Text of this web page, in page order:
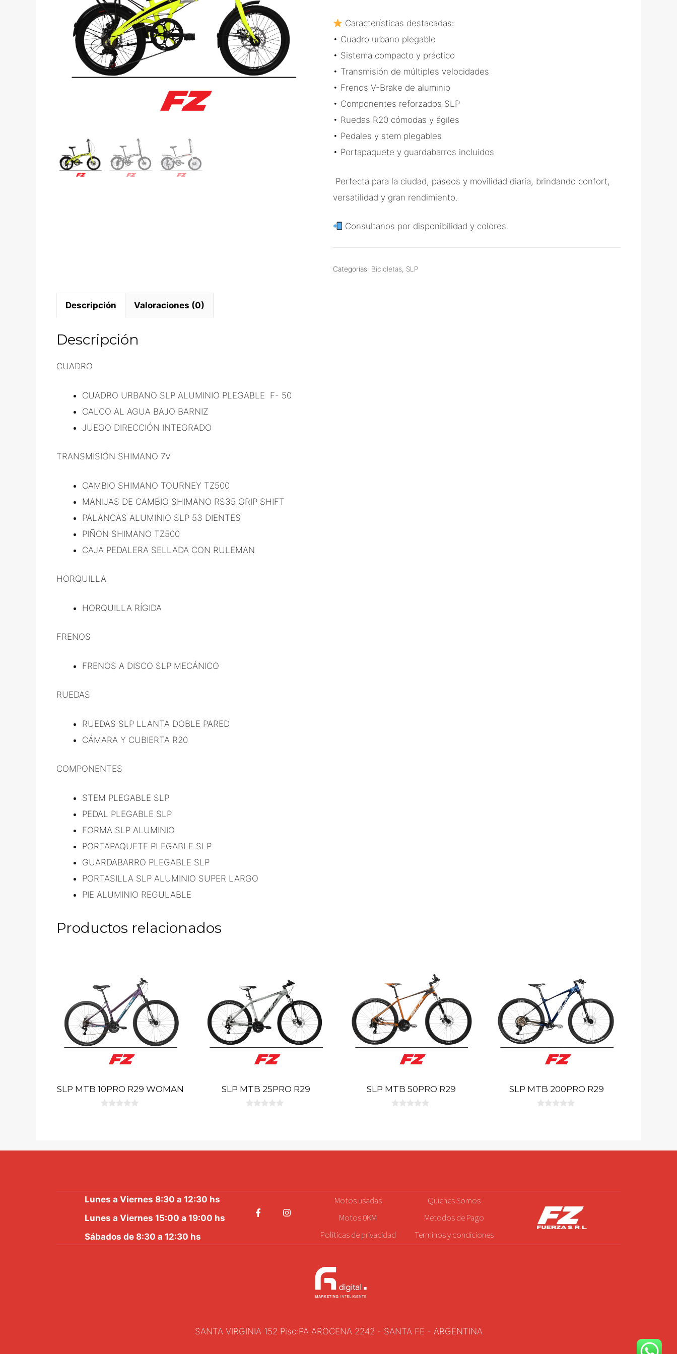
Características destacadas:
• Cuadro urbano plegable
• Sistema compacto y práctico
• Transmisión de múltiples velocidades
• Frenos V-Brake de aluminio
• Componentes reforzados SLP
• Ruedas R20 cómodas y ágiles
• Pedales y stem plegables
• Portapaquete y guardabarros incluidos
Perfecta para la ciudad, paseos y movilidad diaria, brindando confort,
versatilidad y gran rendimiento.
Consultanos por disponibilidad y colores.
Categorías: Bicicletas, SLP
Descripción Valoraciones (0)
Descripción
CUADRO
CUADRO URBANO SLP ALUMINIO PLEGABLE F- 50
CALCO AL AGUA BAJO BARNIZ
JUEGO DIRECCIÓN INTEGRADO
TRANSMISIÓN SHIMANO 7V
CAMBIO SHIMANO TOURNEY TZ500
MANIJAS DE CAMBIO SHIMANO RS35 GRIP SHIFT
PALANCAS ALUMINIO SLP 53 DIENTES
PIÑON SHIMANO TZ500
CAJA PEDALERA SELLADA CON RULEMAN
HORQUILLA
HORQUILLA RÍGIDA
FRENOS
FRENOS A DISCO SLP MECÁNICO
RUEDAS
RUEDAS SLP LLANTA DOBLE PARED
CÁMARA Y CUBIERTA R20
COMPONENTES
STEM PLEGABLE SLP
PEDAL PLEGABLE SLP
FORMA SLP ALUMINIO
PORTAPAQUETE PLEGABLE SLP
GUARDABARRO PLEGABLE SLP
PORTASILLA SLP ALUMINIO SUPER LARGO
PIE ALUMINIO REGULABLE
Productos relacionados
SLP MTB 10PRO R29 WOMAN SLP MTB 25PRO R29 SLP MTB 50PRO R29 SLP MTB 200PRO R29
Lunes a Viernes 8:30 a 12:30 hs
Lunes a Viernes 15:00 a 19:00 hs
Sábados de 8:30 a 12:30 hs
Motosusadas
Motos 0KM
Politicas de privacidad
Quienes Somos
Metodos de Pago
Terminos y condiciones
SANTA VIRGINIA 152 Piso:PA AROCENA 2242 - SANTA FE - ARGENTINA